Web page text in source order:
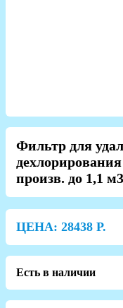
Фильтр для
произв. до 1,1
ЦЕНА: 28438 Р.
Есть в наличии